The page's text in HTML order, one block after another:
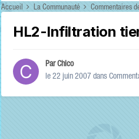
Accueil La Communauté Commentaires
HL2-Infiltration
ParChico
le 22 juin 2007 dans